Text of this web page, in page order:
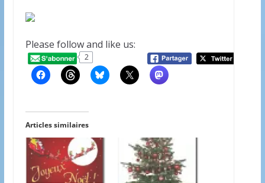
Please follow and like us:
2
Articles similaires